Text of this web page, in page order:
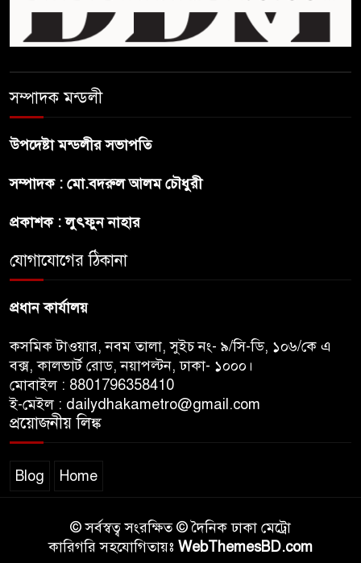
ফ্যাসিবাদ মুক্ত দিবস ৫ আগস্ট
বাংলাদেশে বিনিয়োগ ও দক্ষ শ্রমিক
সম্পাদক মন্ডলী
উপদেষ্টা মন্ডলীর সভাপতি
সম্পাদক : মো.বদরুল আলম চৌধুরী
প্রকাশক : লুৎফুন নাহার
যোগাযোগের ঠিকানা
প্রধান কার্যালয়
কসমিক টাওয়ার, নবম তালা, সুইচ নং- ৯/সি-ডি, ১০৬/কে এ
বক্স, কালভার্ট রোড, নয়াপল্টন, ঢাকা- ১০০০।
মোবাইল : 8801796358410
ই-মেইল : dailydhakametro@gmail.com
প্রয়োজনীয় লিঙ্ক
Blog Home
© সর্বস্বত্ব সংরক্ষিত © দৈনিক ঢাকা মেট্রো
কারিগরি সহযোগিতায়ঃ WebThemesBD.com